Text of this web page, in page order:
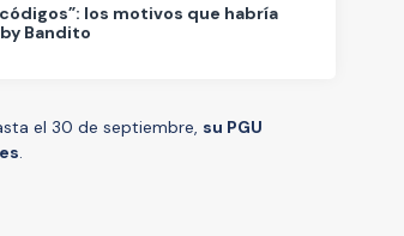
los motivos que habría
Bandito
el 30 de septiembre, su PGU
.